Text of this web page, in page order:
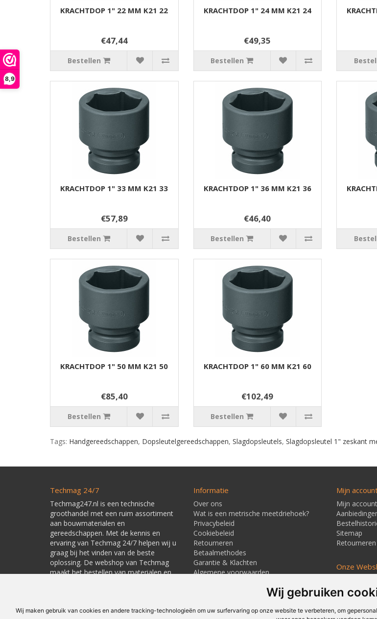
Wij gebruiken
Wij maken gebruik van cookies en andere tracking-technologieën om uw surfervaring op onze website te verbeteren, om
8,9
KRACHTDOP 1" 22 MM K21 22
€47,44
Bestellen
KRACHTDOP 1" 24 MM K21 24
€49,35
Bestellen
KRACHTDOP 1" 33 MM K21 33
€57,89
Bestellen
KRACHTDOP 1" 36 MM K21 36
€46,40
Bestellen
KRACHTDOP 1" 50 MM K21 50
€85,40
Bestellen
KRACHTDOP 1" 60 MM K21 60
€102,49
Bestellen
Tags: Handgereedschappen, Dopsleutelgereedschappen, Slagdopsleutels, Slagdopsleutel 1" zeskant
Techmag 24/7
Techmag247.nl is een technische
groothandel met een ruim assortiment
aan bouwmaterialen en
gereedschappen. Met de kennis en
ervaring van Techmag 24/7 helpen wij u
graag bij het vinden van de beste
oplossing. De webshop van Techmag
maakt het bestellen van materialen en
Informatie
Over ons
Wat is een metrische meetdriehoek?
Privacybeleid
Cookiebeleid
Retourneren
Betaalmethodes
Garantie & Klachten
Algemene voorwaarden
Mijn
Mijn account
Sitemap
Onze